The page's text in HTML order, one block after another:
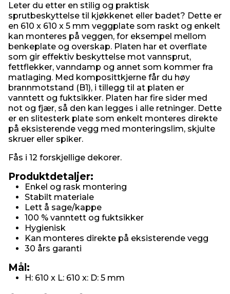
Leter du etter en stilig og praktisk
sprutbeskyttelse til kjøkkenet eller badet? Dette er
en 610 x 610 x 5 mm veggplate som raskt og enkelt
kan monteres på veggen, for eksempel mellom
benkeplate og overskap. Platen har et overflate
som gir effektiv beskyttelse mot vannsprut,
fettflekker, vanndamp og annet som kommer fra
matlaging. Med komposittkjerne får du høy
brannmotstand (B1), i tillegg til at platen er
vanntett og fuktsikker. Platen har fire sider med
not og fjær, så den kan legges i alle retninger. Dette
er en slitesterk plate som enkelt monteres direkte
på eksisterende vegg med monteringslim, skjulte
skruer eller spiker.
Fås i 12 forskjellige dekorer.
Produktdetaljer:
Enkel og rask montering
Stabilt materiale
Lett å sage/kappe
100 % vanntett og fuktsikker
Hygienisk
Kan monteres direkte på eksisterende vegg
30 års garanti
Mål:
H: 610 x L: 610 x: D: 5 mm